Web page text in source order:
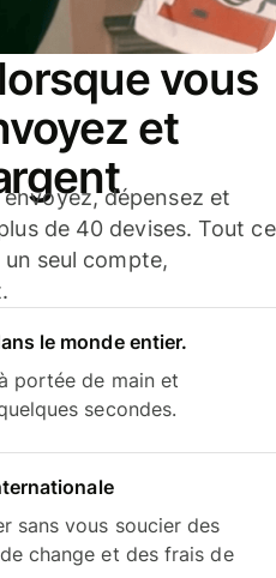
vous
et
dépensez et
de 40 devises. Tout ce
seul compte,
le monde entier.
portée de main et
secondes.
sans vous soucier des
change et des frais de